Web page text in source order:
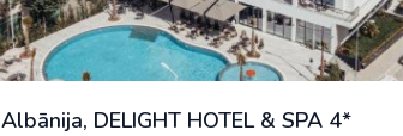
Albānija, DELIGHT HOTEL & SPA 4*